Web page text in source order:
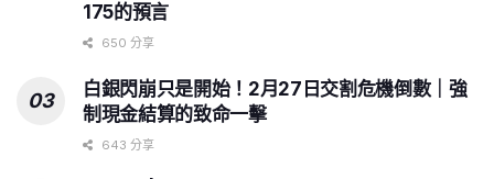
175的預言
650 分享
白銀閃崩只是開始！2月27日交割危機倒數｜強
制現金結算的致命一擊
643 分享